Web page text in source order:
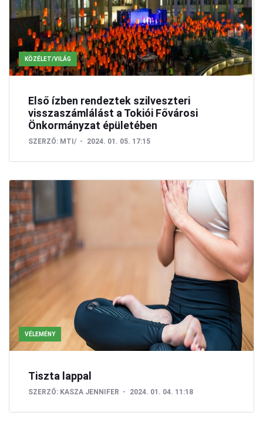
KÖZÉLET/VILÁG
Első ízben rendeztek szilveszteri
visszaszámlálást a Tokiói Fővárosi
Önkormányzat épületében
SZERZŐ: MTI/ 2024. 01. 05. 17:15
VÉLEMÉNY
Tiszta lappal
SZERZŐ: KASZA JENNIFER 2024. 01. 04. 11:18